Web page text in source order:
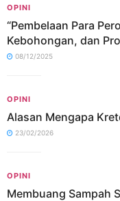
OPINI
“Pembelaan Para
Kebohongan, dan
08/12/2025
OPINI
Alasan Mengapa
23/02/2026
OPINI
Membuang Sampah